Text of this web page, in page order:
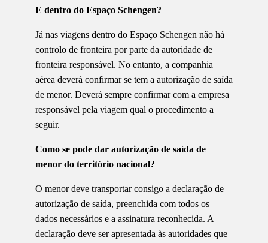
E dentro do Espaço Schengen?
Já nas viagens dentro do Espaço Schengen não há
controlo de fronteira por parte da autoridade de
fronteira responsável. No entanto, a companhia
aérea deverá confirmar se tem a autorização de saída
de menor. Deverá sempre confirmar com a empresa
responsável pela viagem qual o procedimento a
seguir.
Como se pode dar autorização de saída de
menor do território nacional?
O menor deve transportar consigo a declaração de
autorização de saída, preenchida com todos os
dados necessários e a assinatura reconhecida. A
declaração deve ser apresentada às autoridades que